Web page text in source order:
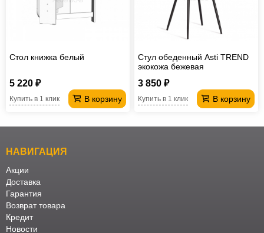
Стол книжка белый
5 220 ₽
В корзину
Купить в 1 клик
Стул обеденный Asti TREND
экокожа бежевая
3 850 ₽
В корзину
Купить в 1 клик
НАВИГАЦИЯ
Акции
Доставка
Гарантия
Возврат товара
Кредит
Новости